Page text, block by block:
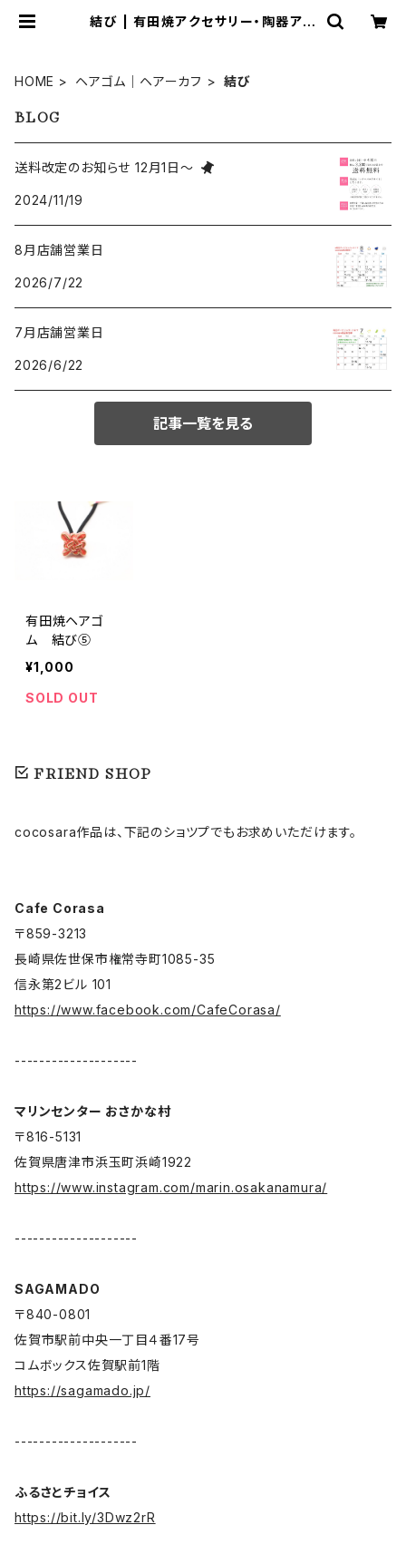
結び | 有田焼アクセサリー・陶器アク
HOME
ヘアゴム｜ヘアーカフ 結び
BLOG
送料改定のお知らせ 12月1日～
2024/11/19
8月店舗営業日
2026/7/22
7月店舗営業日
2026/6/22
記事一覧を見る
有田焼ヘアゴ
ム 結び⑤
¥1,000
SOLD OUT
FRIEND SHOP
cocosara作品は、下記のショツプでもお求めいただけます。
Cafe Corasa
〒859-3213
長崎県佐世保市権常寺町1085-35
信永第2ビル 101
https://www.facebook.com/CafeCorasa/
--------------------
マリンセンター おさかな村
〒816-5131
佐賀県唐津市浜玉町浜崎1922
https://www.instagram.com/marin.osakanamura/
--------------------
SAGAMADO
〒840-0801
佐賀市駅前中央一丁目４番17号
コムボックス佐賀駅前1階
https://sagamado.jp/
--------------------
ふるさとチョイス
https://bit.ly/3Dwz2rR